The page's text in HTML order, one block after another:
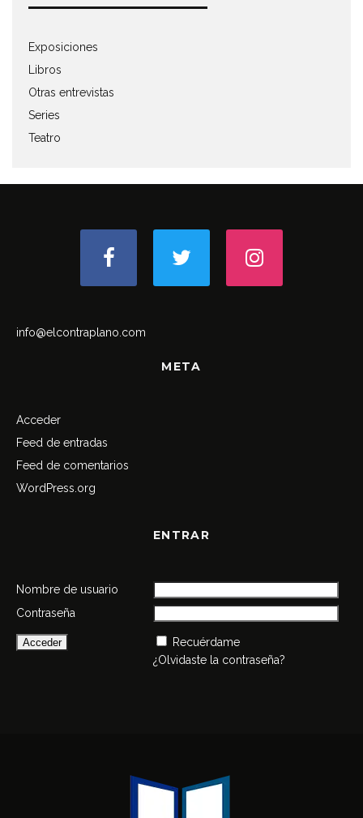
Exposiciones
Libros
Otras entrevistas
Series
Teatro
info@elcontraplano.com
META
Acceder
Feed de entradas
Feed de comentarios
WordPress.org
ENTRAR
Nombre de usuario
Contraseña
Recuérdame
¿Olvidaste la contraseña?